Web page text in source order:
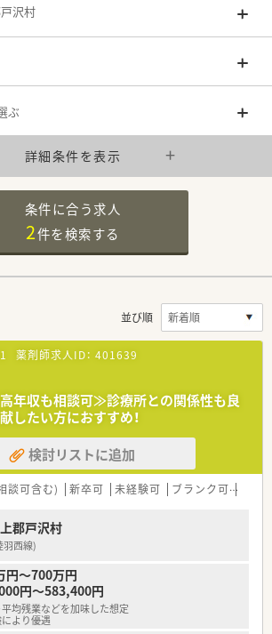
沢村
ぶ
詳細条件を表示
条件に合う求人
2件を検索する
並び順
薬剤師求人ID： 401639
高年収も相談可≫診療所との関係性も良
したい方におすすめ！
検討リストに追加
談可含む) 新卒可 未経験可 ブランク可
郡戸沢村
羽西線)
円～700万円
円～583,400円
均残業などを加味した想定
より優遇